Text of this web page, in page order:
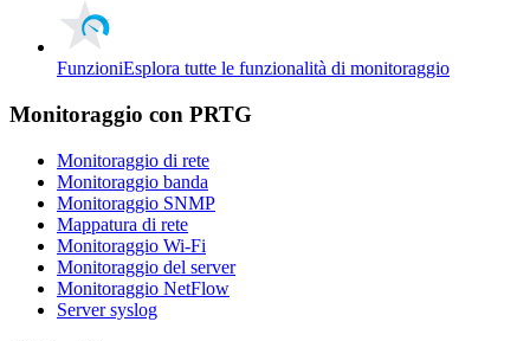
FunzioniEsplora tutte le funzionalità di monitoraggio
Monitoraggio con PRTG
Monitoraggio di rete
Monitoraggio banda
Monitoraggio SNMP
Mappatura di rete
Monitoraggio Wi-Fi
Monitoraggio del server
Monitoraggio NetFlow
Server syslog